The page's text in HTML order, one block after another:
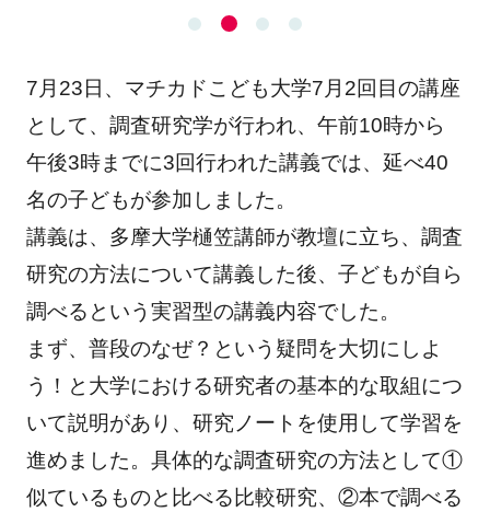
7月23日、マチカドこども大学7月2回目の講座
として、調査研究学が行われ、午前10時から
午後3時までに3回行われた講義では、延べ40
名の子どもが参加しました。
講義は、多摩大学樋笠講師が教壇に立ち、調査
研究の方法について講義した後、子どもが自ら
調べるという実習型の講義内容でした。
まず、普段のなぜ？という疑問を大切にしよ
う！と大学における研究者の基本的な取組につ
いて説明があり、研究ノートを使用して学習を
進めました。具体的な調査研究の方法として①
似ているものと比べる比較研究、②本で調べる